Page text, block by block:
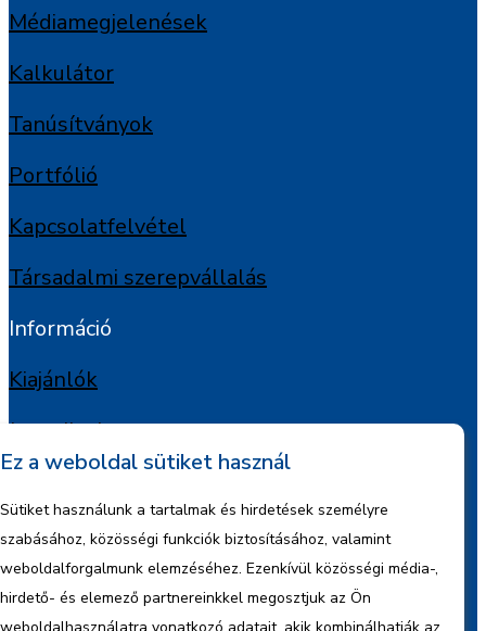
Médiamegjelenések
Kalkulátor
Tanúsítványok
Portfólió
Kapcsolatfelvétel
Társadalmi szerepvállalás
Információ
Kiajánlók
Jognyilatkozat
Adatkezelési tájékoztató
Céginformáció
Ez a weboldal sütiket használ
Sütiket használunk a tartalmak és hirdetések személyre
szabásához, közösségi funkciók biztosításához, valamint
weboldalforgalmunk elemzéséhez. Ezenkívül közösségi média-,
hirdető- és elemező partnereinkkel megosztjuk az Ön